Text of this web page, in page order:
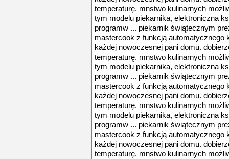
temperaturę. mnstwo kulinarnych
tym modelu piekarnika, elektroniczna
programw ... piekarnik świątecznym
mastercook z funkcją automatycznego
każdej nowoczesnej pani domu.
temperaturę. mnstwo kulinarnych
tym modelu piekarnika, elektroniczna
programw ... piekarnik świątecznym
mastercook z funkcją automatycznego
każdej nowoczesnej pani domu.
temperaturę. mnstwo kulinarnych
tym modelu piekarnika, elektroniczna
programw ... piekarnik świątecznym
mastercook z funkcją automatycznego
każdej nowoczesnej pani domu.
temperaturę. mnstwo kulinarnych